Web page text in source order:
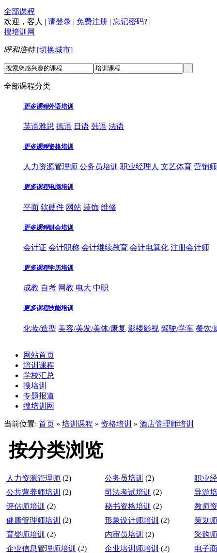
全部课程
欢迎， 客人 | 请登录 | 免费注册 | 忘记密码? |
搜培训网
呼和浩特 [切换城市]
全部课程分类
更多课程外语培训
英语雅思 德语 日语 韩语 法语
更多课程资格培训
人力资源管理师 公务员培训 职业经理人 文艺体育 营销
更多课程电脑培训
平面 软硬件 网站 装饰 维修
更多课程财会培训
会计证 会计职称 会计继续教育 会计电算化 注册会计师
更多课程学历培训
成教 自考 网教 电大 中职
更多课程技能培训
化妆/造型 美容/美发/美体/康复 影楼影视 驾驶/学车 餐饮/
网站首页
培训课程
学校汇总
搜培训
专题报道
搜培训网
当前位置: 首页 » 培训课程 » 资格培训 » 酒店管理师培训
按分类浏览
人力资源管理师 (2) 公务员培训 (2)
职业
公共营养师培训 (2) 司法考试培训 (2)
导游
评估师培训 (2) 秘书资格培训 (2)
教师
健康管理师培训 (2) 形象设计师培训 (2)
策划
育婴师培训 (2) 内审员培训 (2)
采购
企业信息管理师培训 (2) 企业培训师培训 (2)
电子